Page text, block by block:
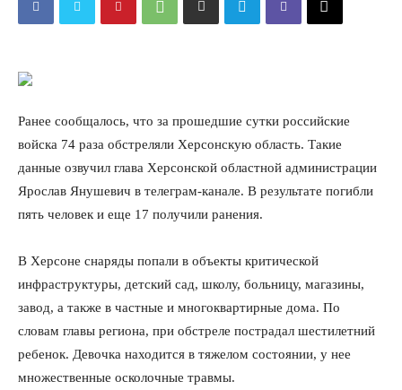
Ранее сообщалось, что за прошедшие сутки российские
войска 74 раза обстреляли Херсонскую область. Такие
данные озвучил глава Херсонской областной администрации
Ярослав Янушевич в телеграм-канале. В результате погибли
пять человек и еще 17 получили ранения.
В Херсоне снаряды попали в объекты критической
инфраструктуры, детский сад, школу, больницу, магазины,
завод, а также в частные и многоквартирные дома. По
словам главы региона, при обстреле пострадал шестилетний
ребенок. Девочка находится в тяжелом состоянии, у нее
множественные осколочные травмы.